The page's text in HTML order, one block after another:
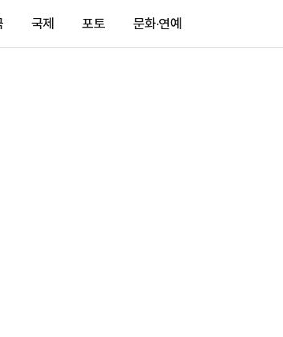
국제 포토 문화·연예